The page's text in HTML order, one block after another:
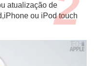
atualização de
ou iPod touch